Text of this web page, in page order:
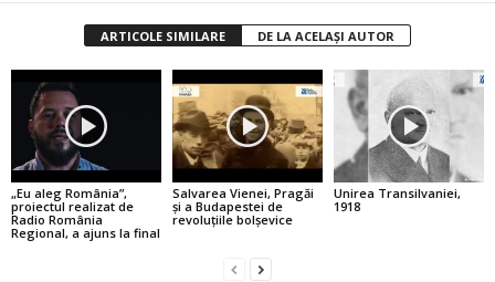
ARTICOLE SIMILARE DE LA ACELAȘI AUTOR
„Eu aleg România”,
proiectul realizat de
Radio România
Regional, a ajuns la final
Salvarea Vienei, Pragăi
şi a Budapestei de
revoluţiile bolşevice
Unirea Transilvaniei,
1918